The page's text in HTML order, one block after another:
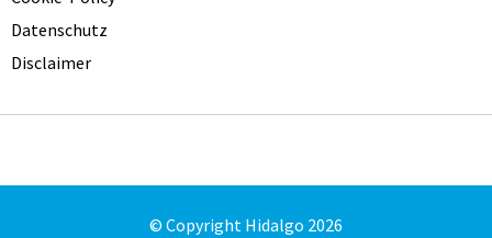
Datenschutz
Disclaimer
© Copyright Hidalgo 2026